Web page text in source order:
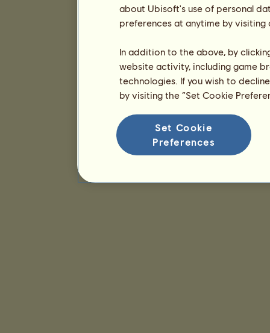
about Ubisoft's use of personal
preferences at anytime by
In addition to the above, by
website activity, including game
technologies. If you wish to
by visiting the “Set Cookie
Set Cookie
Preferences